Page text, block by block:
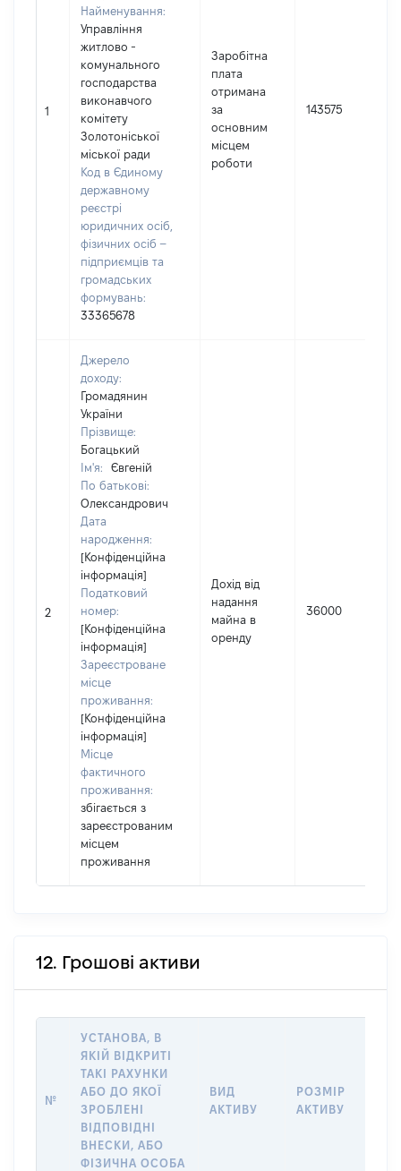
1
Найменування:
Управління
житлово -
комунального
господарства
виконавчого
комітету
Золотоніської
міської ради
Код в Єдиному
державному
реєстрі
юридичних осіб,
фізичних осіб –
підприємців та
громадських
формувань:
33365678
Заробітна
плата
отримана
за
основним
місцем
роботи
143575
2
Джерело
доходу:
Громадянин
України
Прізвище:
Богацький
Ім'я:
Євгеній
По батькові:
Олександрович
Дата
народження:
[Конфіденційна
інформація]
Податковий
номер:
[Конфіденційна
інформація]
Зареєстроване
місце
проживання:
[Конфіденційна
інформація]
Місце
фактичного
проживання:
збігається з
зареєстрованим
місцем
проживання
Дохід від
надання
майна в
оренду
36000
12. Грошові активи
№
УСТАНОВА, В
ЯКІЙ ВІДКРИТІ
ТАКІ РАХУНКИ
АБО ДО ЯКОЇ
ЗРОБЛЕНІ
ВІДПОВІДНІ
ВНЕСКИ, АБО
ФІЗИЧНА ОСОБА
ВИД
АКТИВУ
РОЗМІР
АКТИВУ